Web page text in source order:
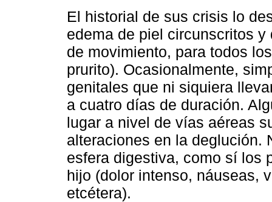
El historial de sus crisis lo
edema de piel circunscritos
de movimiento, para todos
prurito). Ocasionalmente,
genitales que ni siquiera
a cuatro días de duración.
lugar a nivel de vías aéreas
alteraciones en la deglución.
esfera digestiva, como sí los
hijo (dolor intenso, náuseas,
etcétera).